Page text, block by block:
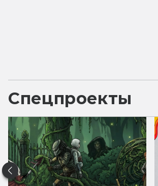
Спецпроекты